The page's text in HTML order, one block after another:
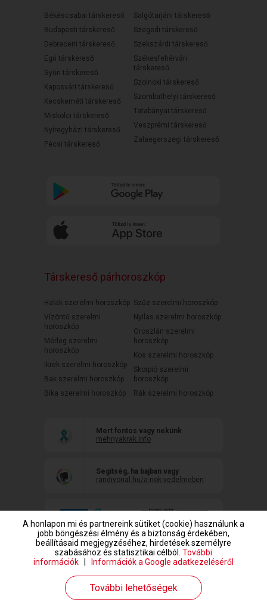
Békéscsabai társkereső
Budapesti társkereső
Debreceni társkereső
Egri társkereső
Győri társkereső
Kaposvári társkereső
Kecskeméti társkereső
Miskolci társkereső
Nyíregyházi társkereső
Pécsi társkereső
Salgótarjáni társkereső
Szegedi társkereső
Szekszárdi társkereső
Székesfehérvári
társkereső
Szolnoki társkereső
Szombathelyi társkereső
Tatabányai társkereső
Veszprémi társkereső
Zalaegerszegi társkereső
Társkereső párhoroszkóp
Halak szerelmi horoszkóp
Vízöntő szerelmi
horoszkóp
Mérleg szerelmi
horoszkóp
Ikrek szerelmi horoszkóp
Bak szerelmi horoszkóp
Bika szerelmi horoszkóp
Szűz szerelmi horoszkóp
Nyilas szerelmi horoszkóp
Oroszlán szerelmi
horoszkóp
Kos szerelmi horoszkóp
Skorpió szerelmi
horoszkóp
Rák szerelmi horoszkóp
Mert fontos vagy nekünk
mehnyakrak.info
Segítség, ha bajban vagy
randivonal.hu/a-nok-vedelmeben
www.randivonal.hu © Copyright 1999-2026 Dating Central Europe Zrt.
A honlapon mi és partnereink sütiket (cookie) használunk a
jobb böngészési élmény és a biztonság érdekében,
beállításaid megjegyzéséhez, hirdetések személyre
szabásához és statisztikai célból. További
információk
Információk a Google adatkezeléséről
További lehetőségek